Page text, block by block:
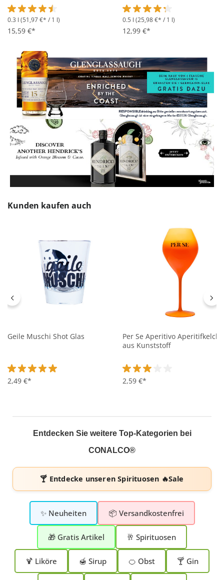
Durchschnittliche Bewertung von 4.5 von 5 Sternen
0.3 l (51,97 €* / 1 l)
15,59 €*
Durchschnittliche
0.5 l (25,98 €* / 1 l)
12,99 €*
Produktgalerie überspringen
Kunden kaufen auch
Geile Muschi Shot Glas
Durchschnittliche Bewertung von 5 von 5 Sternen
2,49 €*
Per Se Aperitivo Aperitifkelch
aus Kunststoff
Durchschnittliche
2,59 €*
Entdecken Sie weitere Top-Kategorien bei
CONALCO®
🍸 Entdecke unserenSpirituosen 🔥Sale
✨ Neuheiten 📦 Versandkostenfrei
🎁 Gratis Artikel 🥂 Spirituosen
🍹 Liköre 🍯 Sirup 🍊 Obst 🍸 Gin